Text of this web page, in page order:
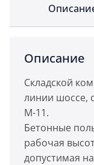
Описание
Складской
линии шоссе,
М-11.
Бетонные
рабочая
допустимая